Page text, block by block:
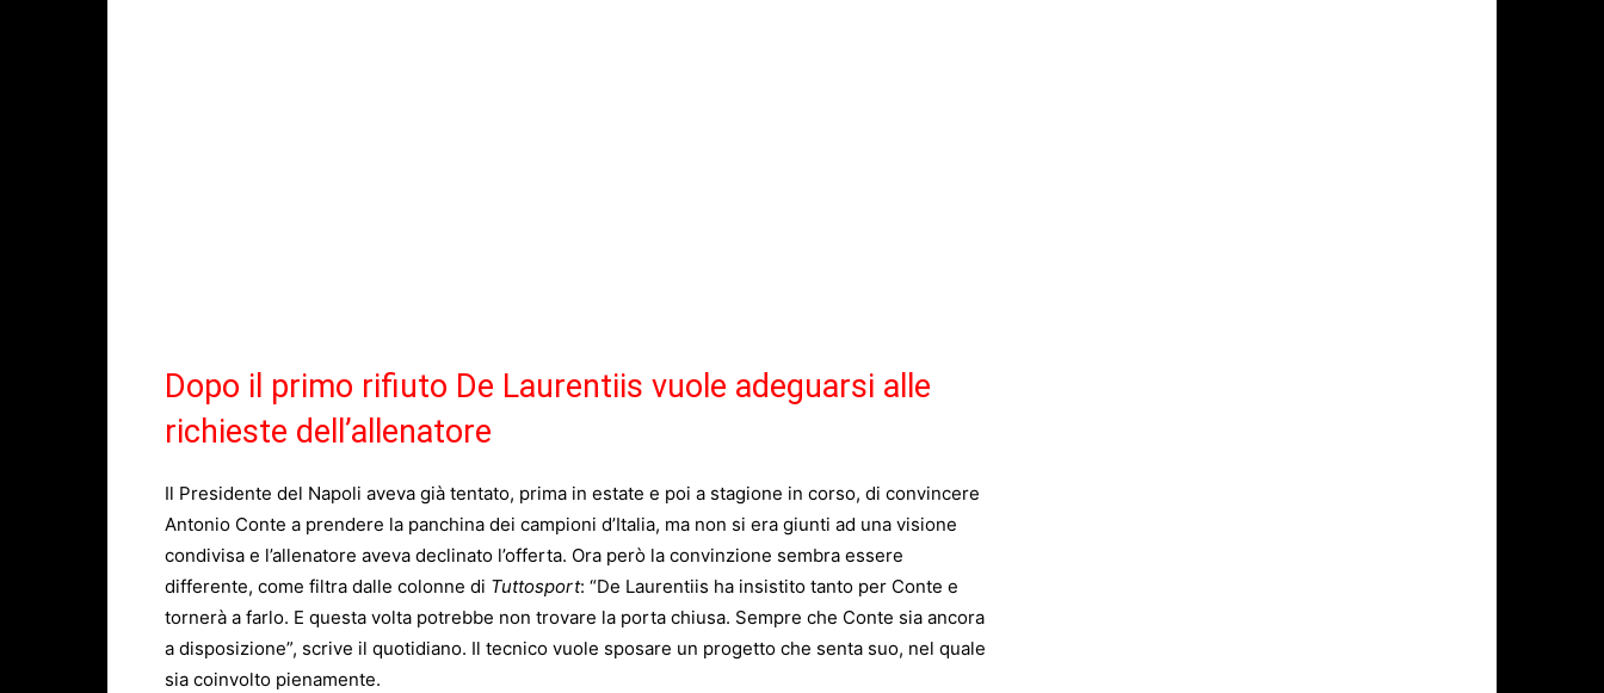
Dopo il primo rifiuto De Laurentiis vuole adeguarsi alle
richieste dell’allenatore
Il Presidente del Napoli aveva già tentato, prima in estate e poi a stagione in corso, di convincere
Antonio Conte a prendere la panchina dei campioni d’Italia, ma non si era giunti ad una visione
condivisa e l’allenatore aveva declinato l’offerta. Ora però la convinzione sembra essere
differente, come filtra dalle colonne di Tuttosport: “De Laurentiis ha insistito tanto per Conte e
tornerà a farlo. E questa volta potrebbe non trovare la porta chiusa. Sempre che Conte sia ancora
a disposizione”, scrive il quotidiano. Il tecnico vuole sposare un progetto che senta suo, nel quale
sia coinvolto pienamente.